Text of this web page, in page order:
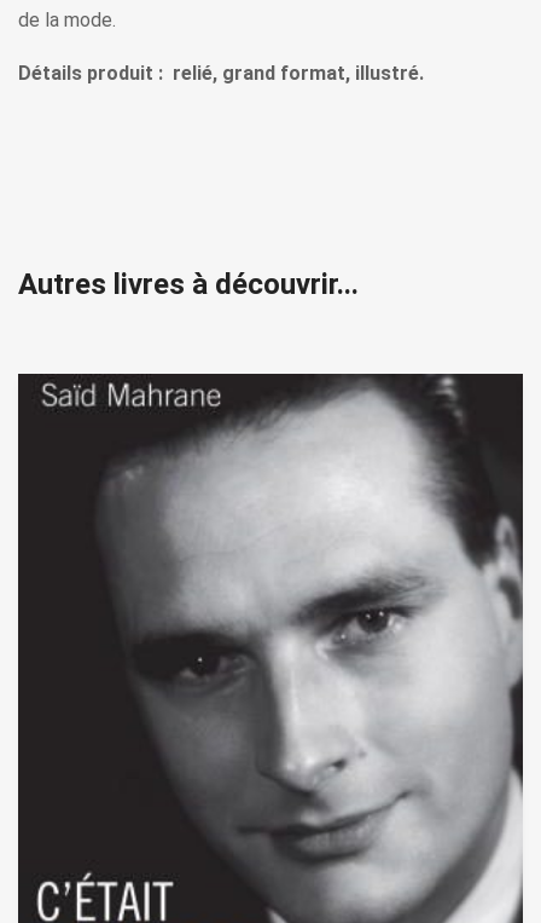
de la mode.
Détails produit : relié, grand format, illustré.
Autres livres à découvrir...